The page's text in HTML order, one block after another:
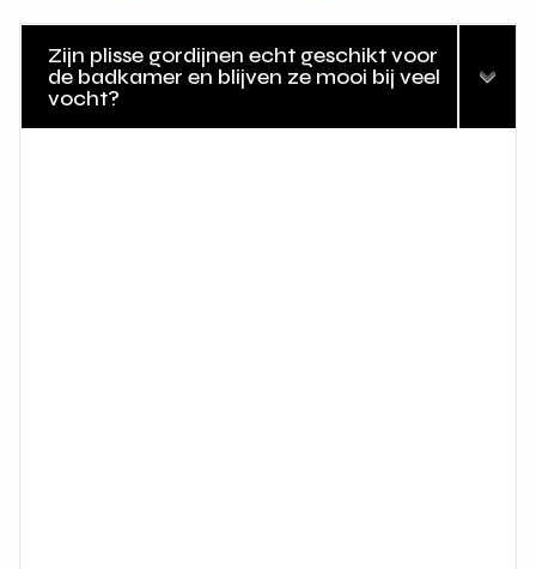
Zijn plisse gordijnen echt geschikt voor
de badkamer en blijven ze mooi bij veel
vocht?